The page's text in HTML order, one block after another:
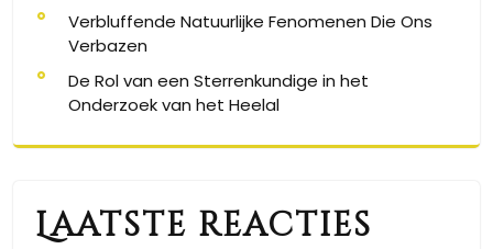
Verbluffende Natuurlijke Fenomenen Die Ons
Verbazen
De Rol van een Sterrenkundige in het
Onderzoek van het Heelal
Laatste reacties